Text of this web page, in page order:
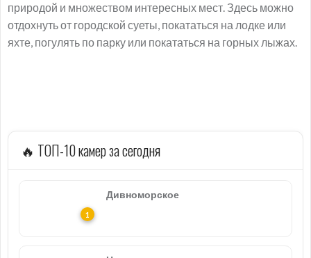
природой и множеством интересных мест. Здесь можно
отдохнуть от городской суеты, покататься на лодке или
яхте, погулять по парку или покататься на горных лыжах.
🔥 ТОП-10 камер за сегодня
Дивноморское